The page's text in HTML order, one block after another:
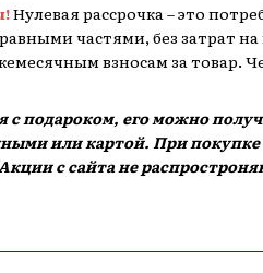
Нулевая рассрочка – это
частями, без затрат
взносам за товар.
с подароком, его можно
или картой. При покупке
с сайта не